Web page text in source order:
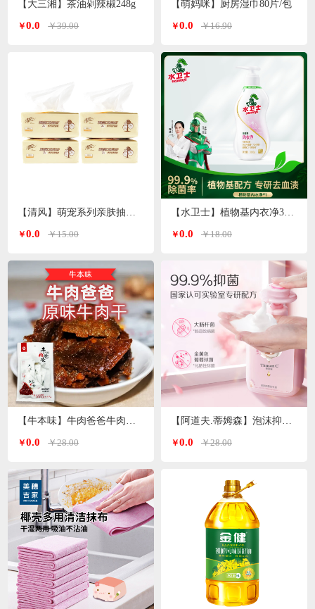
【大三湘】茶油剁辣椒248g
￥0.0 ￥39.00
【清风】萌宠系列亲肤抽纸3层*100抽
￥0.0 ￥15.00
￥0.0 ￥28.00
【萌妈咪】厨房湿巾80片/包
￥0.0 ￥16.90
【水卫士】植物基内衣净300g/瓶
￥0.0 ￥18.00
￥0.0 ￥28.00